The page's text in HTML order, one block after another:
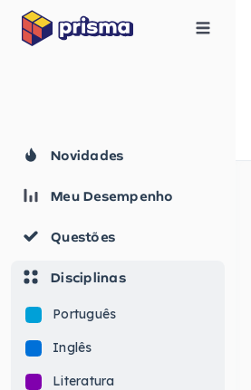
Novidades
Meu Desempenho
Questões
Disciplinas
Português
Inglês
Literatura